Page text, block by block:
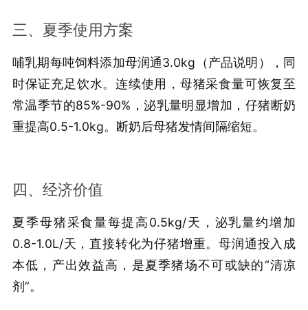
三、夏季使用方案
哺乳期每吨饲料添加母润通3.0kg（产品说明），同
时保证充足饮水。连续使用，母猪采食量可恢复至
常温季节的85%-90%，泌乳量明显增加，仔猪断奶
重提高0.5-1.0kg。断奶后母猪发情间隔缩短。
四、经济价值
夏季母猪采食量每提高0.5kg/天，泌乳量约增加
0.8-1.0L/天，直接转化为仔猪增重。母润通投入成
本低，产出效益高，是夏季猪场不可或缺的“清凉
剂”。